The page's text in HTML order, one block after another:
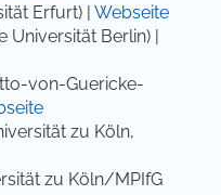
Erfurt) | Webseite
Universität Berlin) |
von-Guericke-
zu Köln,
zu Köln/MPIfG